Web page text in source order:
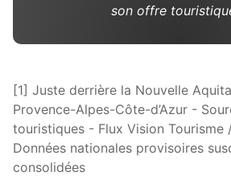
son offre
[1] Juste derrière la Nouvelle
Provence-Alpes-Côte-d’Azur -
touristiques - Flux Vision Tourisme
Données nationales provisoires
consolidées